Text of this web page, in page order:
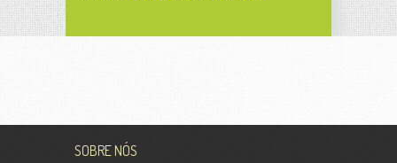
SOBRE NÓS